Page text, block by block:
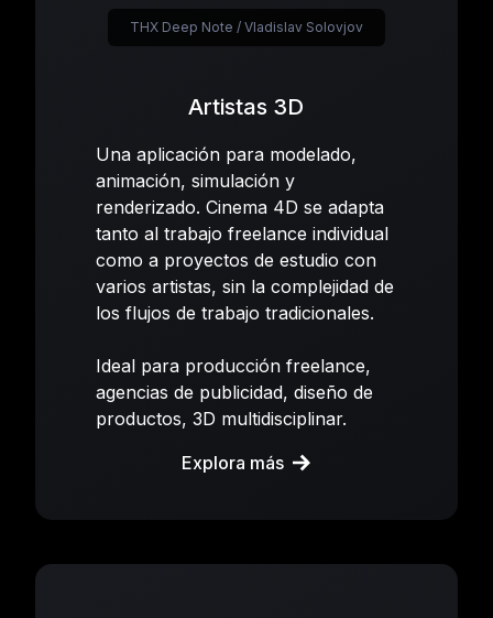
Artistas 3D
Una aplicación para modelado,
animación, simulación y
renderizado. Cinema 4D se adapta
tanto al trabajo freelance individual
como a proyectos de estudio con
varios artistas, sin la complejidad de
los flujos de trabajo tradicionales.
Ideal para producción freelance,
agencias de publicidad, diseño de
productos, 3D multidisciplinar.
Explora más
THX Deep Note / Vladislav Solovjov